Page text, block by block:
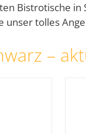
Bistrotische in
unser tolles
–